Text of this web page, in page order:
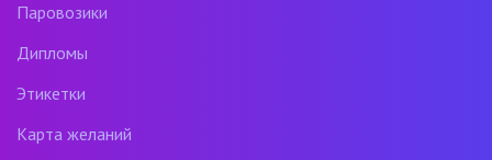
Паровозики
Дипломы
Этикетки
Карта желаний